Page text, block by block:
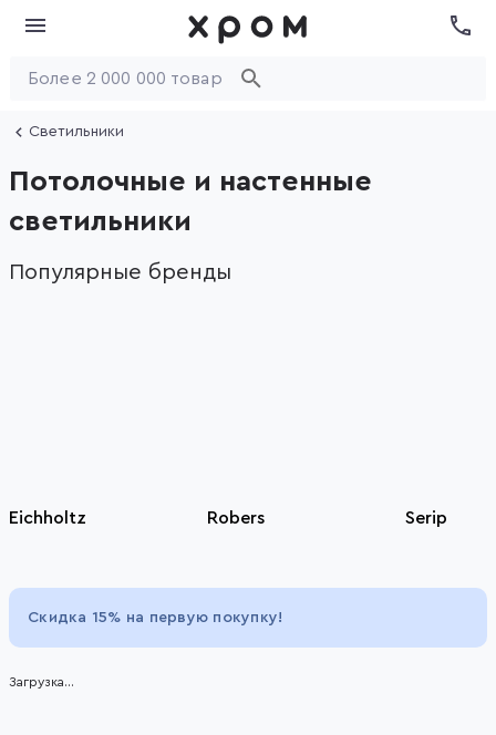
Светильники
Потолочные и настенные
светильники
Популярные бренды
Eichholtz Robers Serip
26
Скидка 15% на первую покупку!
Загрузка...